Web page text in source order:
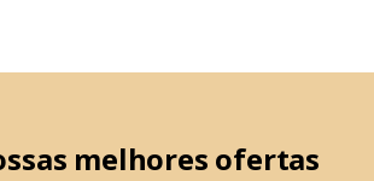
melhores ofertas